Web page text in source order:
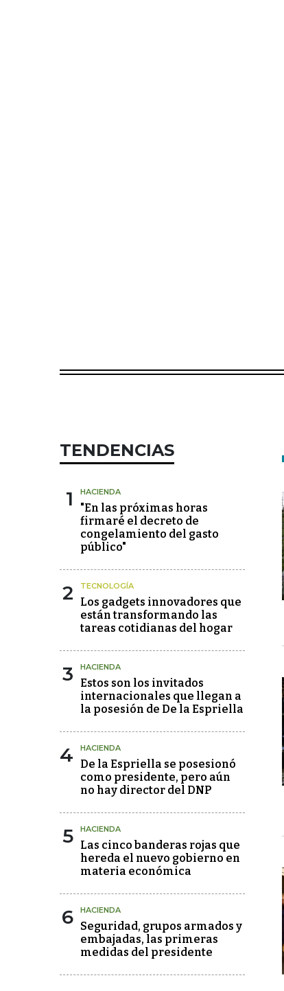
TENDENCIAS
1 HACIENDA
"En las próximas horas
firmaré el decreto de
congelamiento del gasto
público"
2 TECNOLOGÍA
Los gadgets innovadores que
están transformando las
tareas cotidianas del hogar
3 HACIENDA
Estos son los invitados
internacionales que llegan a
la posesión de De la Espriella
4 HACIENDA
De la Espriella se posesionó
como presidente, pero aún
no hay director del DNP
5 HACIENDA
Las cinco banderas rojas que
hereda el nuevo gobierno en
materia económica
6 HACIENDA
Seguridad, grupos armados y
embajadas, las primeras
medidas del presidente